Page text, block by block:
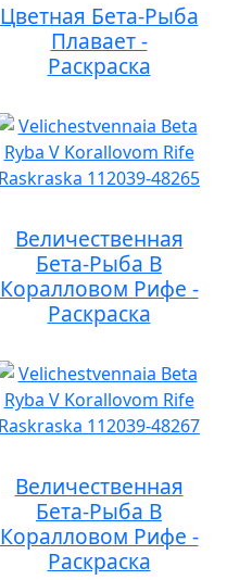
Цветная Бета-Рыба
Плавает -
Раскраска
Величественная
Бета-Рыба В
Коралловом Рифе -
Раскраска
Величественная
Бета-Рыба В
Коралловом Рифе -
Раскраска